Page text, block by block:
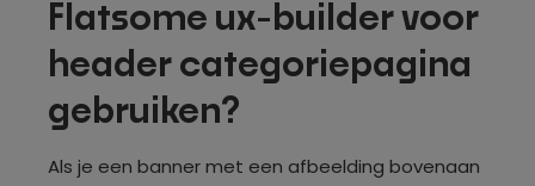
Flatsome ux-builder voor
header categoriepagina
gebruiken?
Als je een banner met een afbeelding bovenaan